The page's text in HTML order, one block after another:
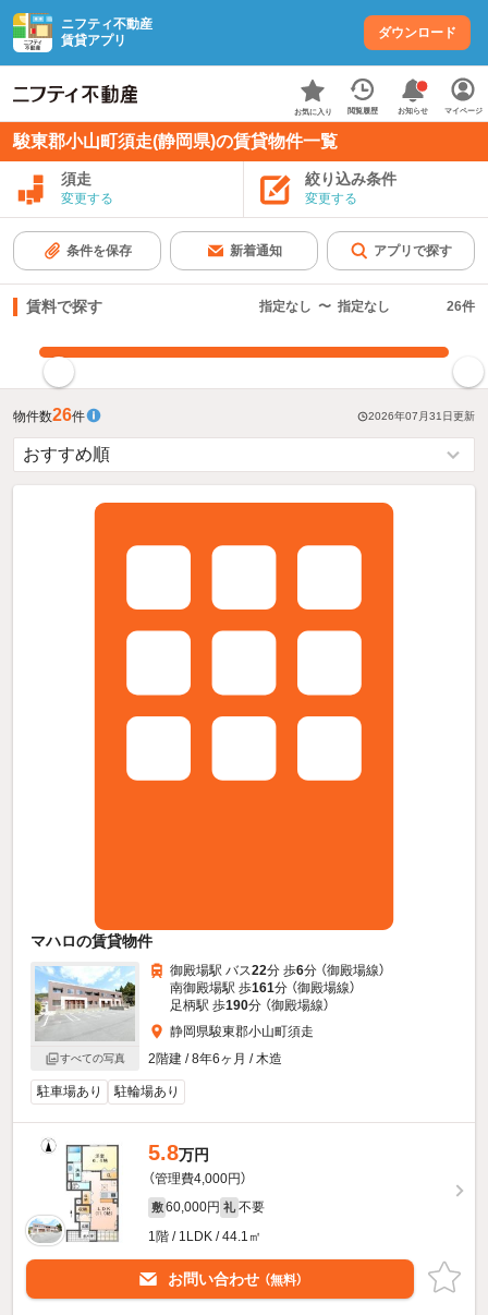
ニフティ不動産
賃貸アプリ
ダウンロード
お気に入り 閲覧履歴 お知らせ マイページ
駿東郡小山町須走(静岡県)の賃貸物件一覧
須走
変更する
絞り込み条件
変更する
条件を保存 新着通知 アプリで探す
賃料で探す 指定なし 〜 指定なし 26件
物件数26件 2026年07月31日更新
マハロの賃貸物件
すべての写真
御殿場駅 バス22分 歩6分 （御殿場線）
南御殿場駅 歩161分 （御殿場線）
足柄駅 歩190分 （御殿場線）
静岡県駿東郡小山町須走
2階建 / 8年6ヶ月 / 木造
駐車場あり 駐輪場あり
5.8万円
（管理費4,000円）
敷 60,000円 礼 不要
1階 / 1LDK / 44.1㎡
お問い合わせ （無料）